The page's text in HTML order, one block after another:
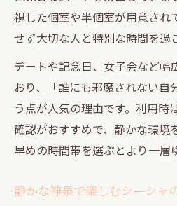
視した個室や半個室が用意され
せず大切な人と特別な時間を過
デートや記念日、女子会など幅
おり、「誰にも邪魔されない自
う点が人気の理由です。利用時
確認がおすすめで、静かな環境
早めの時間帯を選ぶとより一層
静かな神泉で楽しむシーシャ